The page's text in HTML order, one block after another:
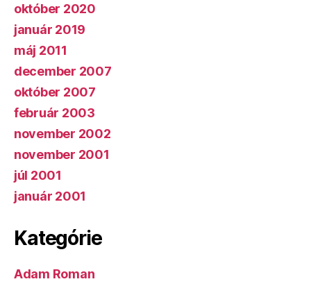
október 2020
január 2019
máj 2011
december 2007
október 2007
február 2003
november 2002
november 2001
júl 2001
január 2001
Kategórie
Adam Roman